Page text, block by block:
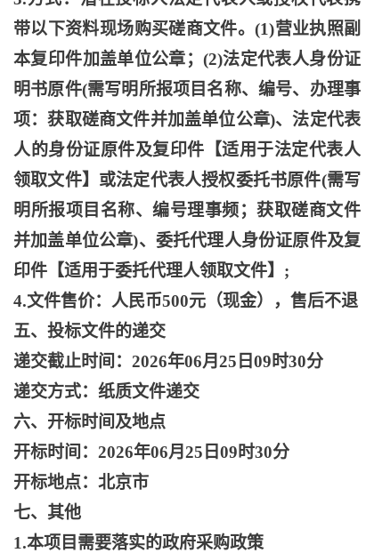
带以下资料现场购买磋商文件。(1)营业执照副
本复印件加盖单位公章；(2)法定代表人身份证
明书原件(需写明所报项目名称、编号、办理事
项：获取磋商文件并加盖单位公章)、法定代表
人的身份证原件及复印件【适用于法定代表人
领取文件】或法定代表人授权委托书原件(需写
明所报项目名称、编号理事频；获取磋商文件
并加盖单位公章)、委托代理人身份证原件及复
印件【适用于委托代理人领取文件】;
4.文件售价：人民币500元（现金），售后不退
五、投标文件的递交
递交截止时间： 2026年06月25日09时30分
递交方式：纸质文件递交
六、开标时间及地点
开标时间： 2026年06月25日09时30分
开标地点：北京市
七、其他
1.本项目需要落实的政府采购政策